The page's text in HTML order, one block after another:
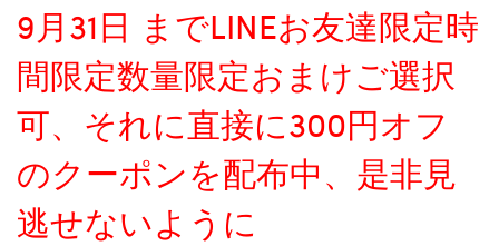
9月31日 までLINEお友達限定時
間限定数量限定おまけご選択
可、それに直接に300円オフ
のクーポンを配布中、是非見
逃せないように